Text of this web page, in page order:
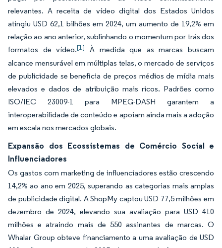
relevantes. A receita de vídeo digital dos Estados Unidos
atingiu USD 62,1 bilhões em 2024, um aumento de 19,2% em
relação ao ano anterior, sublinhando o momentum por trás dos
formatos de vídeo.[1]
À medida que as marcas buscam
alcance mensurável em múltiplas telas, o mercado de serviços
de publicidade se beneficia de preços médios de mídia mais
elevados e dados de atribuição mais ricos. Padrões como
ISO/IEC 23009-1 para MPEG-DASH garantem a
interoperabilidade de conteúdo e apoiam ainda mais a adoção
em escala nos mercados globais.
Expansão dos Ecossistemas de Comércio Social e
Influenciadores
Os gastos com marketing de influenciadores estão crescendo
14,2% ao ano em 2025, superando as categorias mais amplas
de publicidade digital. A ShopMy captou USD 77,5 milhões em
dezembro de 2024, elevando sua avaliação para USD 410
milhões e atraindo mais de 550 assinantes de marcas. O
Whalar Group obteve financiamento a uma avaliação de USD